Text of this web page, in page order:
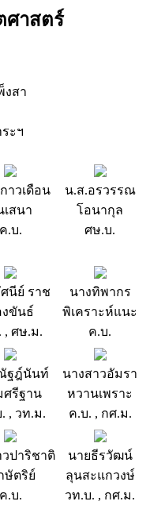
ศาสตร์
งสา
ะฯ
าวเดือน
เสนา
ค.บ.
น.ส.อรวรรณ
โอนากุล
ศษ.บ.
นีย์ ราช
ขันธ์
, ศษ.ม.
นางทิพากร
พิเคราะห์แนะ
ค.บ.
ฐฎ์นันท์
ศรีฐาน
, วท.ม.
นางสาวอัมรา
หวานเพราะ
ค.บ. , กศ.ม.
วปาริชาติ
ษัตริย์
ค.บ.
นายธีรวัฒน์
ลุนสะแกวงษ์
วท.บ. , กศ.ม.